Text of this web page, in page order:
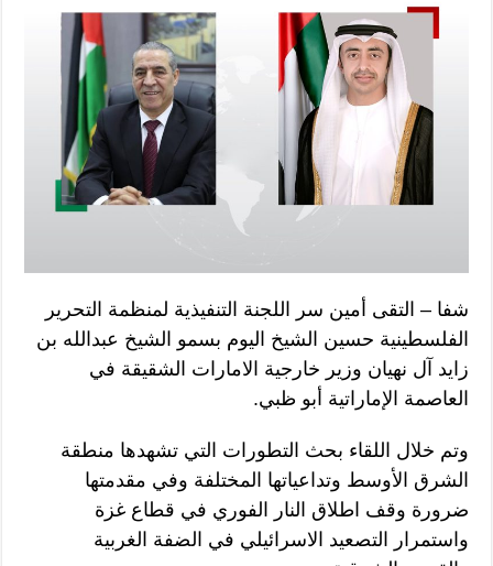
شفا – التقى أمين سر اللجنة التنفيذية لمنظمة التحرير
الفلسطينية حسين الشيخ اليوم بسمو الشيخ عبدالله بن
زايد آل نهيان وزير خارجية الامارات الشقيقة في
العاصمة الإماراتية أبو ظبي.
وتم خلال اللقاء بحث التطورات التي تشهدها منطقة
الشرق الأوسط وتداعياتها المختلفة وفي مقدمتها
ضرورة وقف اطلاق النار الفوري في قطاع غزة
واستمرار التصعيد الاسرائيلي في الضفة الغربية